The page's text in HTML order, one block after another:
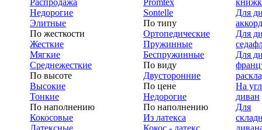
Распродажа
Недорогие
Элитные
По жесткости
Жесткие
Мягкие
Среднежесткие
По высоте
Высокие
Тонкие
По наполнению
Кокосовые
Латексные
Promtex
Sontelle
По типу
Ортопедические
Пружинные
Беспружинные
По виду
Двусторонние
По цене
Недорогие
По наполнению
Из латекса
Кокос - латекс
Для
Для
Для
На
диван
Для